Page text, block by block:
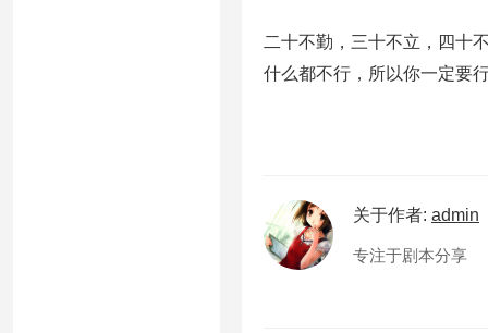
二十不勤，三十不立，四十
什么都不行，所以你一定要
关于作者: admin
专注于剧本分享